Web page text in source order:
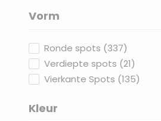
Vorm
Ronde spots (337)
Verdiepte spots (21)
Vierkante Spots (135)
Kleur